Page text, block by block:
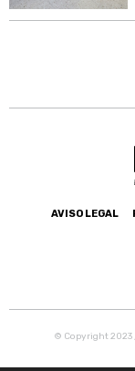
AVISO LEGAL
© Copyright 2023